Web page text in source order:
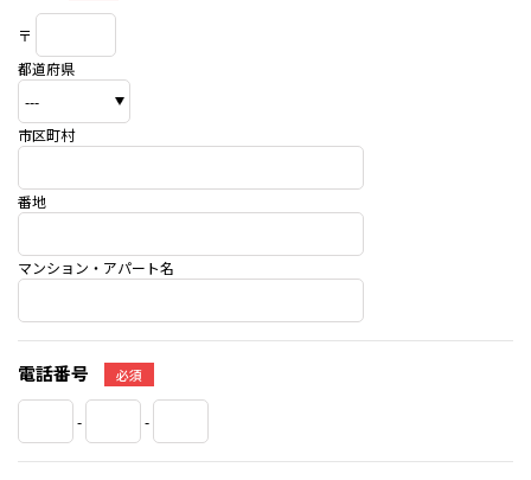
〒
都道府県
市区町村
番地
マンション・アパート名
電話番号 必須
- -